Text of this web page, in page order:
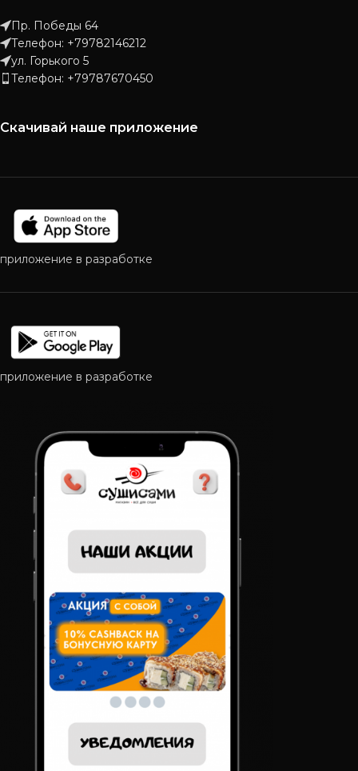
Пр. Победы 64
Телефон: +79782146212
ул. Горького 5
Телефон: +79787670450
Скачивай наше приложение
приложение в разработке
приложение в разработке